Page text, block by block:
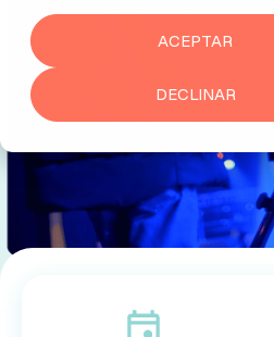
ACEPTAR
DECLINAR
PARTNERS
931 76 23 43